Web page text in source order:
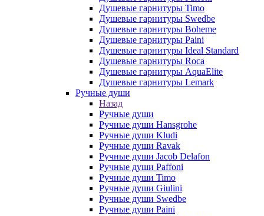
Душевые гарнитуры Timo
Душевые гарнитуры Swedbe
Душевые гарнитуры Boheme
Душевые гарнитуры Paini
Душевые гарнитуры Ideal Standard
Душевые гарнитуры Roca
Душевые гарнитуры AquaElite
Душевые гарнитуры Lemark
Ручные души
Назад
Ручные души
Ручные души Hansgrohe
Ручные души Kludi
Ручные души Ravak
Ручные души Jacob Delafon
Ручные души Paffoni
Ручные души Timo
Ручные души Giulini
Ручные души Swedbe
Ручные души Paini